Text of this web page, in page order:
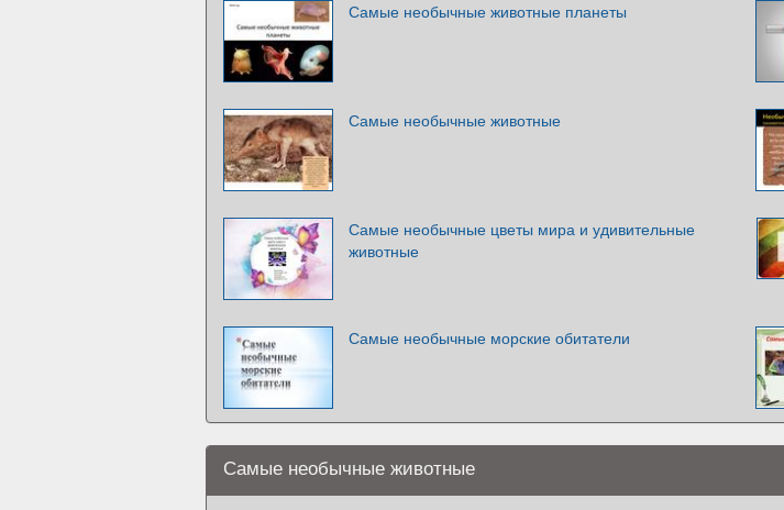
Самые необычные животные планеты
Самые необычные животные
Самые необычные цветы мира и удивительные
животные
Самые необычные морские обитатели
Самые необычные животные